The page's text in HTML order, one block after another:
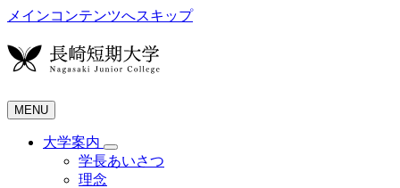
メインコンテンツへスキップ
MENU
大学案内
学長あいさつ
理念